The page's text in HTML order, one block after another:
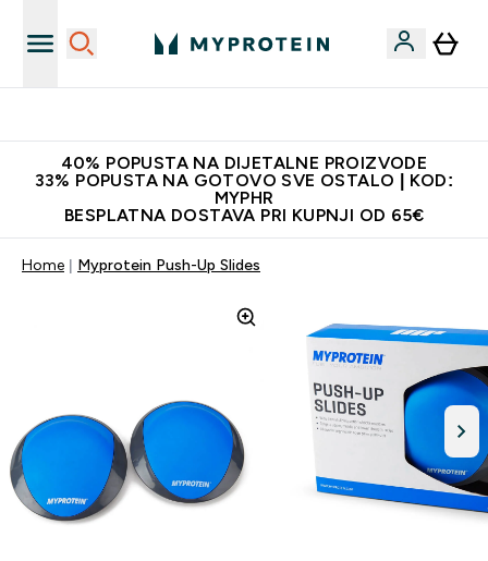
40% POPUSTA NA DIJETALNE PROIZVODE
33% POPUSTA NA GOTOVO SVE OSTALO | KOD:
MYPHR
BESPLATNA DOSTAVA PRI KUPNJI OD 65€
Home Myprotein Push-Up Slides